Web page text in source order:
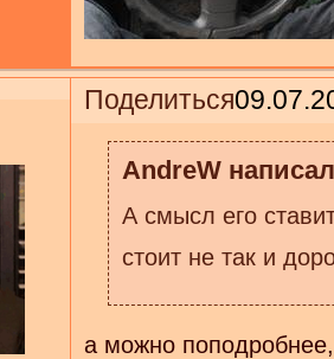
Поделиться
AndreW
А смысл его
стоит не так и
а можно